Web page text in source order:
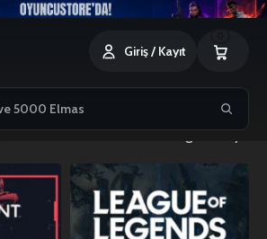
Giriş / Kayıt
7 sonucun tümü gösteriliyor